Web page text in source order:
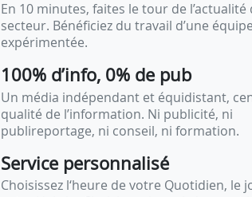
En 10 minutes, faites le tour de l’actualité
secteur. Bénéficiez du travail d’une équipe
expérimentée.
100% d’info, 0% de pub
Un média indépendant et équidistant,
qualité de l’information. Ni publicité, ni
publireportage, ni conseil, ni formation.
Service personnalisé
Choisissez l‘heure de votre Quotidien, le